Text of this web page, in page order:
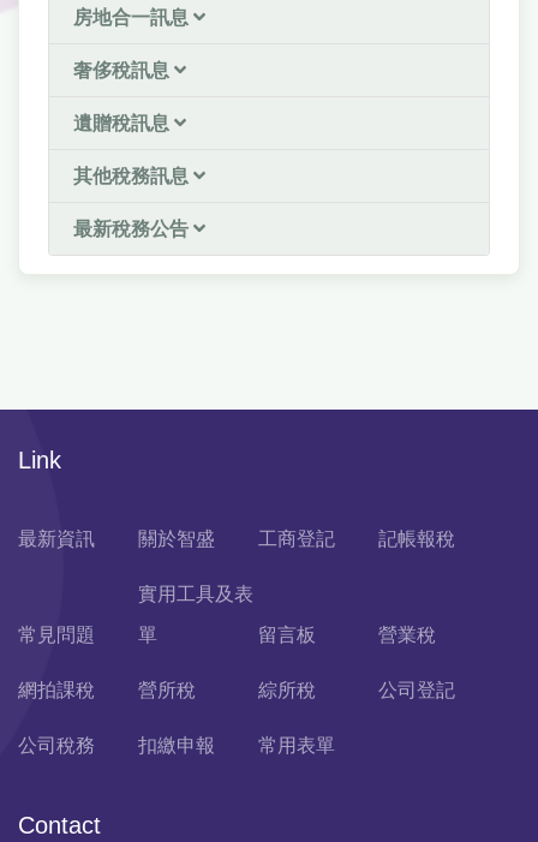
房地合一訊息
奢侈稅訊息
遺贈稅訊息
其他稅務訊息
最新稅務公告
Link
最新資訊 關於智盛 工商登記 記帳報稅
常見問題
實用工具及表
單
留言板 營業稅
網拍課稅 營所稅 綜所稅 公司登記
公司稅務 扣繳申報 常用表單
Contact